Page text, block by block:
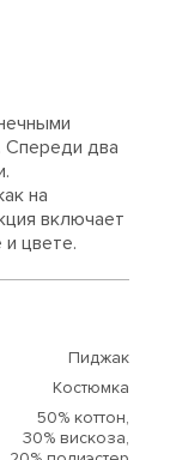
Спереди два
на
включает
цвете.
Пиджак
Костюмка
50% коттон,
30% вискоза,